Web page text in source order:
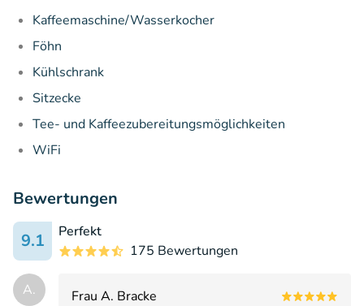
Kaffeemaschine/Wasserkocher
Föhn
Kühlschrank
Sitzecke
Tee- und Kaffeezubereitungsmöglichkeiten
WiFi
Bewertungen
9.1
Perfekt
175 Bewertungen
A. Frau A. Bracke